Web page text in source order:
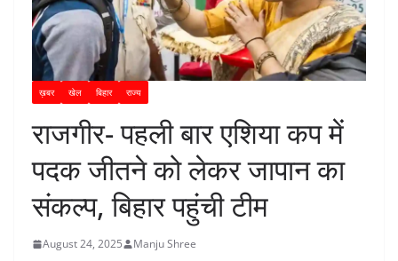
ख़बर खेल बिहार राज्य
राजगीर- पहली बार एशिया कप में
पदक जीतने को लेकर जापान का
संकल्प, बिहार पहुंची टीम
August 24, 2025 Manju Shree